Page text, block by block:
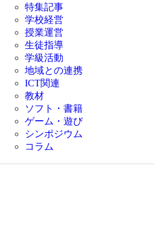
特集記事
学校経営
授業運営
生徒指導
学級活動
地域との連携
ICT関連
教材
ソフト・書籍
ゲーム・遊び
シンポジウム
コラム